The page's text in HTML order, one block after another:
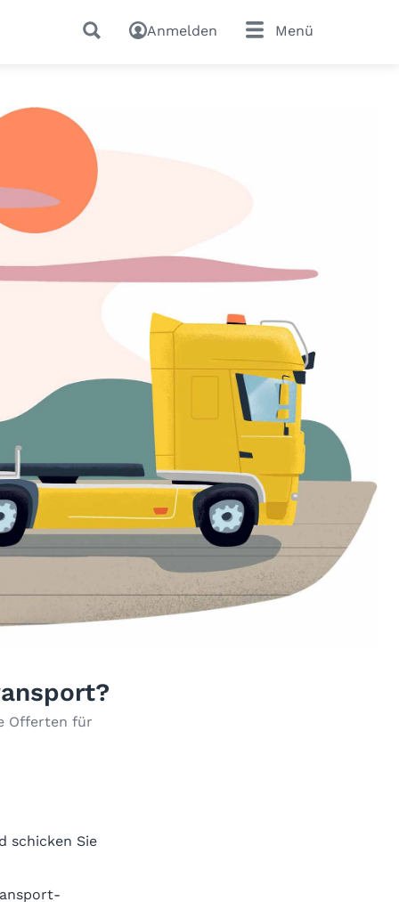
Anmelden Menü
Offerten für
schicken Sie